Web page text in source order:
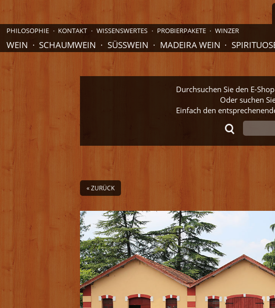
PHILOSOPHIE KONTAKT WISSENSWERTES PROBIERPAKETE WINZER
WEIN SCHAUMWEIN SÜSSWEIN MADEIRA WEIN
Durchsuchen Sie den E-
Oder suchen
Einfach den
« ZURÜCK